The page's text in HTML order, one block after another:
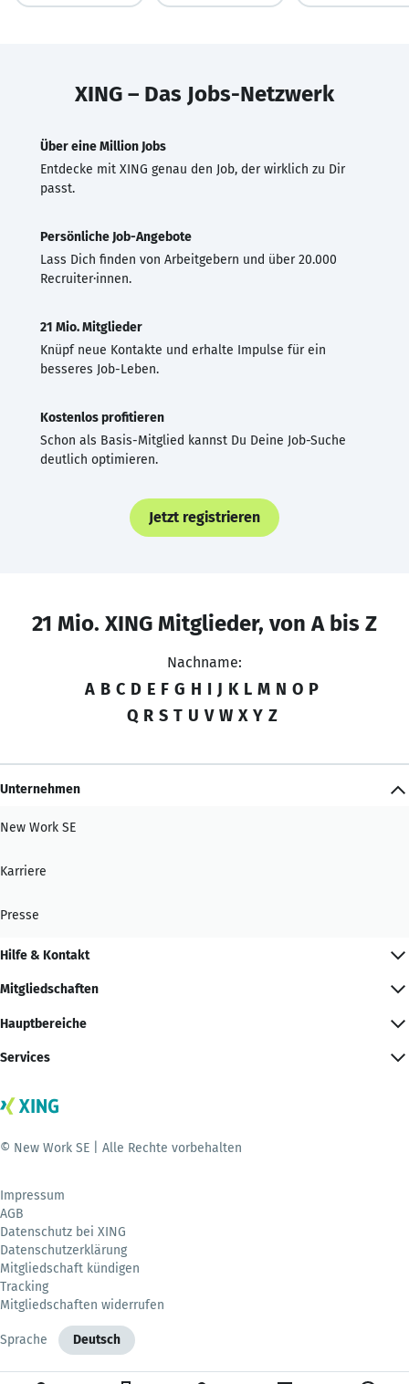
XING – Das Jobs-Netzwerk
Über eine Million Jobs
Entdecke mit XING genau den Job, der wirklich zu Dir
passt.
Persönliche Job-Angebote
Lass Dich finden von Arbeitgebern und über 20.000
Recruiter·innen.
21 Mio. Mitglieder
Knüpf neue Kontakte und erhalte Impulse für ein
besseres Job-Leben.
Kostenlos profitieren
Schon als Basis-Mitglied kannst Du Deine Job-Suche
deutlich optimieren.
Jetzt registrieren
21 Mio. XING Mitglieder, von A bis Z
Nachname:
A B C D E F G H I J K L M N O P
Q R S T U V W X Y Z
Unternehmen
New Work SE
Karriere
Presse
Hilfe & Kontakt
Mitgliedschaften
Hauptbereiche
Services
© New Work SE | Alle Rechte vorbehalten
Impressum
AGB
Datenschutz bei XING
Datenschutzerklärung
Mitgliedschaft kündigen
Tracking
Mitgliedschaften widerrufen
Sprache Deutsch